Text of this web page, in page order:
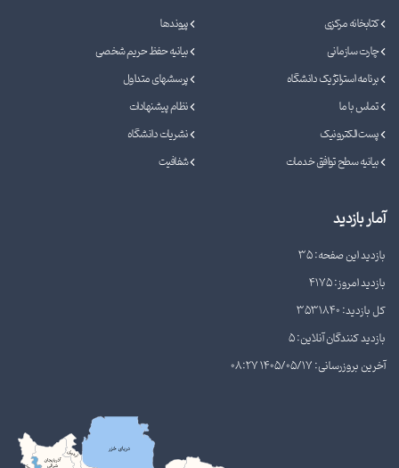
کتابخانه مرکزی
پیوندها
چارت سازمانی
بیانیه حفظ حریم شخصی
برنامه استراتژیک دانشگاه
پرسشهای متداول
تماس با ما
نظام پیشنهادات
پست الکترونیک
نشریات دانشگاه
بیانیه سطح توافق خدمات
شفافیت
آمار بازدید
بازدید این صفحه: 35
بازدید امروز: 4175
کل بازدید: 3531840
بازدید کنندگان آنلاین: 5
آخرین بروزرسانی: 1405/05/17 08:27